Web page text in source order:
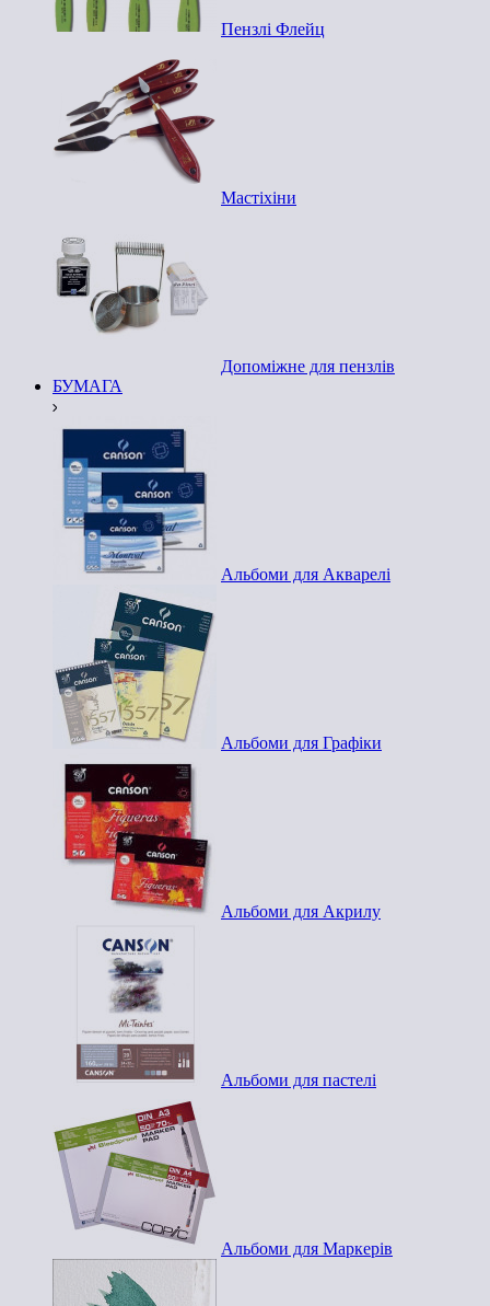
Пензлі Флейц
Мастіхіни
Допоміжне для пензлів
БУМАГА
Альбоми для Акварелі
Альбоми для Графіки
Альбоми для Акрилу
Альбоми для пастелі
Альбоми для Маркерів